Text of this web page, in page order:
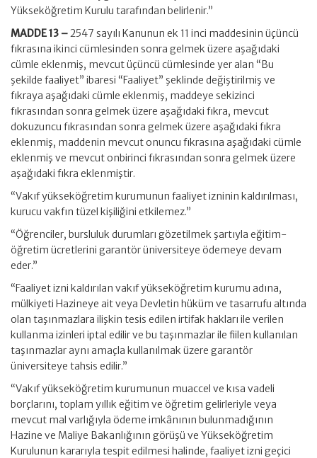
Yükseköğretim Kurulu tarafından belirlenir.”
MADDE 13 –2547 sayılı Kanunun ek 11 inci maddesinin üçüncü
fıkrasına ikinci cümlesinden sonra gelmek üzere aşağıdaki
cümle eklenmiş, mevcut üçüncü cümlesinde yer alan “Bu
şekilde faaliyet” ibaresi “Faaliyet” şeklinde değiştirilmiş ve
fıkraya aşağıdaki cümle eklenmiş, maddeye sekizinci
fıkrasından sonra gelmek üzere aşağıdaki fıkra, mevcut
dokuzuncu fıkrasından sonra gelmek üzere aşağıdaki fıkra
eklenmiş, maddenin mevcut onuncu fıkrasına aşağıdaki cümle
eklenmiş ve mevcut onbirinci fıkrasından sonra gelmek üzere
aşağıdaki fıkra eklenmiştir.
“Vakıf yükseköğretim kurumunun faaliyet izninin kaldırılması,
kurucu vakfın tüzel kişiliğini etkilemez.”
“Öğrenciler, bursluluk durumları gözetilmek şartıyla eğitim-
öğretim ücretlerini garantör üniversiteye ödemeye devam
eder.”
“Faaliyet izni kaldırılan vakıf yükseköğretim kurumu adına,
mülkiyeti Hazineye ait veya Devletin hüküm ve tasarrufu altında
olan taşınmazlara ilişkin tesis edilen irtifak hakları ile verilen
kullanma izinleri iptal edilir ve bu taşınmazlar ile fiilen kullanılan
taşınmazlar aynı amaçla kullanılmak üzere garantör
üniversiteye tahsis edilir.”
“Vakıf yükseköğretim kurumunun muaccel ve kısa vadeli
borçlarını, toplam yıllık eğitim ve öğretim gelirleriyle veya
mevcut mal varlığıyla ödeme imkânının bulunmadığının
Hazine ve Maliye Bakanlığının görüşü ve Yükseköğretim
Kurulunun kararıyla tespit edilmesi halinde, faaliyet izni geçici